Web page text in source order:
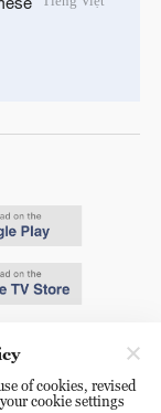
of cookies, revised
cookie settings